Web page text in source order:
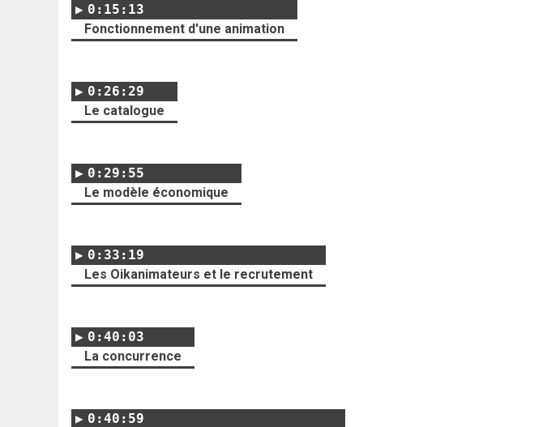
0:15:13
Fonctionnement d'une animation
0:26:29
Le catalogue
0:29:55
Le modèle économique
0:33:19
Les Oikanimateurs et le recrutement
0:40:03
La concurrence
0:40:59